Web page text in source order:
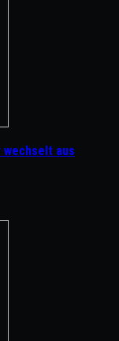
wechselt aus